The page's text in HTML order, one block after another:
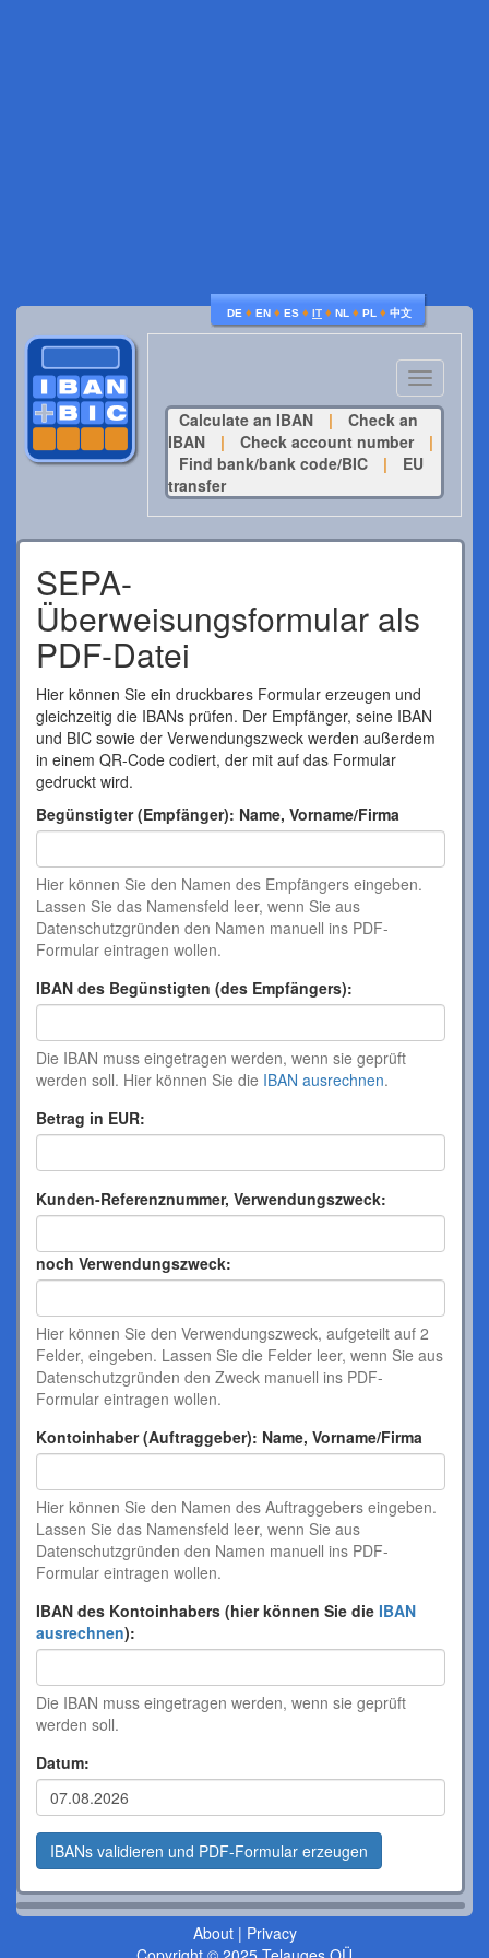
DE ♦ EN ♦ ES ♦ IT ♦ NL ♦ PL ♦ 中文
Toggle
navigation
Calculate an IBAN
|
Check an
IBAN
| Check account number
|
Find bank/bank code/BIC
|
EU
transfer
SEPA-
Überweisungsformular als
PDF-Datei
Hier können Sie ein druckbares Formular erzeugen und
gleichzeitig die IBANs prüfen. Der Empfänger, seine IBAN
und BIC sowie der Verwendungszweck werden außerdem
in einem QR-Code codiert, der mit auf das Formular
gedruckt wird.
Begünstigter (Empfänger): Name, Vorname/Firma
Hier können Sie den Namen des Empfängers eingeben.
Lassen Sie das Namensfeld leer, wenn Sie aus
Datenschutzgründen den Namen manuell ins PDF-
Formular eintragen wollen.
IBAN des Begünstigten (des Empfängers):
Die IBAN muss eingetragen werden, wenn sie geprüft
werden soll. Hier können Sie die IBAN ausrechnen.
Betrag in EUR:
Kunden-Referenznummer, Verwendungszweck:
noch Verwendungszweck:
Hier können Sie den Verwendungszweck, aufgeteilt auf 2
Felder, eingeben. Lassen Sie die Felder leer, wenn Sie aus
Datenschutzgründen den Zweck manuell ins PDF-
Formular eintragen wollen.
Kontoinhaber (Auftraggeber): Name, Vorname/Firma
Hier können Sie den Namen des Auftraggebers eingeben.
Lassen Sie das Namensfeld leer, wenn Sie aus
Datenschutzgründen den Namen manuell ins PDF-
Formular eintragen wollen.
IBAN des Kontoinhabers (hier können Sie die IBAN
ausrechnen):
Die IBAN muss eingetragen werden, wenn sie geprüft
werden soll.
Datum:
About| Privacy